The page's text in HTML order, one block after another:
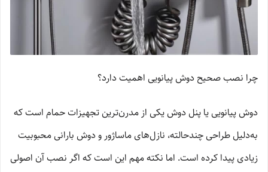
چرا نصب صحیح دوش پیانویی اهمیت دارد؟
دوش پیانویی یا پنل دوش یکی از مدرن‌ترین تجهیزات حمام است که
به‌دلیل طراحی چندحالته، نازل‌های ماساژور و دوش بارانی محبوبیت
زیادی پیدا کرده است. اما نکته مهم این است که اگر نصب آن اصولی